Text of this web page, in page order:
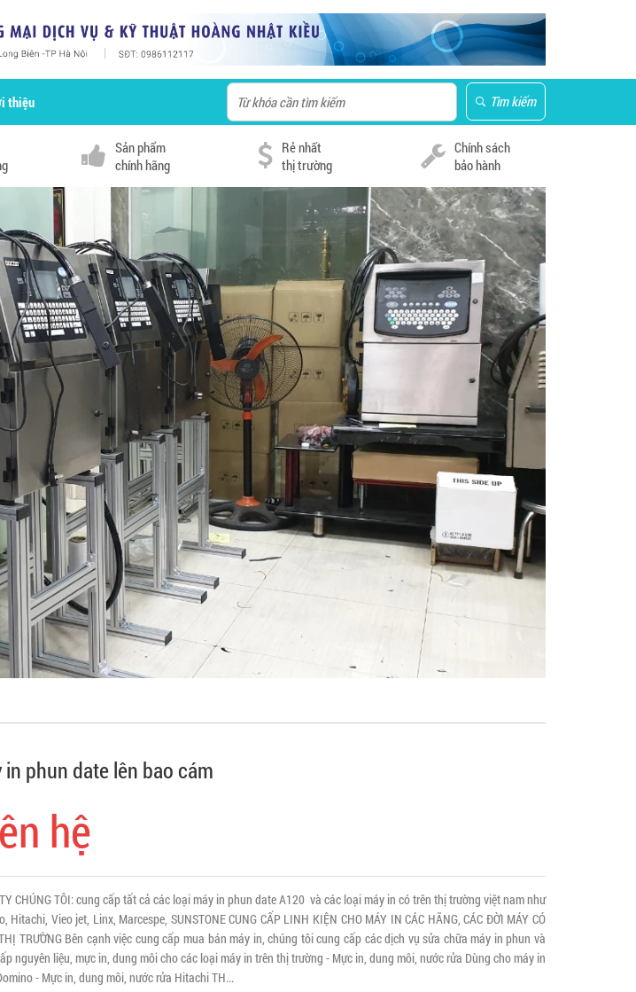
thiệu Tìm kiếm
Sản phẩm
chính hãng
Rẻ nhất
thị trường
Chính sách
bảo hành
in phun date lên bao cám
hệ
CHÚNG TÔI: cung cấp tất cả các loại máy in phun date A120 và các loại máy in có trên thị trường việt nam như
Hitachi, Vieo jet, Linx, Marcespe, SUNSTONE CUNG CẤP LINH KIỆN CHO MÁY IN CÁC HÃNG, CÁC ĐỜI MÁY CÓ
TRƯỜNG Bên cạnh việc cung cấp mua bán máy in, chúng tôi cung cấp các dịch vụ sửa chữa máy in phun và
nguyên liệu, mực in, dung môi cho các loại máy in trên thị trường - Mực in, dung môi, nước rửa Dùng cho máy in
- Mực in, dung môi, nước rửa Hitachi TH...